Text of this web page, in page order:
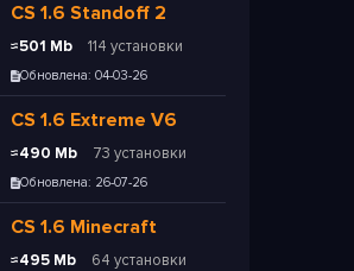
CS 1.6 Standoff 2
≈501 Mb 114 установки
Обновлена: 04-03-26
CS 1.6 Extreme V6
≈490 Mb 73 установки
Обновлена: 26-07-26
CS 1.6 Minecraft
≈495 Mb 64 установки